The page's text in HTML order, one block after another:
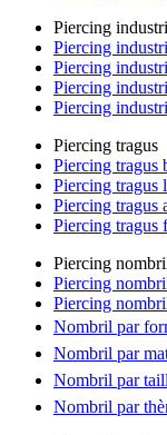
Piercing
Piercing
Piercing
Piercing
Piercing
Piercing tragus
Piercing tragus
Piercing tragus
Piercing tragus
Piercing tragus
Piercing
Piercing
Piercing
Nombril par
Nombril par
Nombril par
Nombril par